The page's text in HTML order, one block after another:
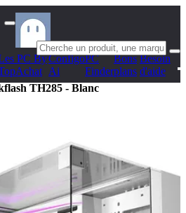
PC ByConfigo
Ai
PC
Finder
Bons
plans
Besoin
d'aide
TH285 - Blanc